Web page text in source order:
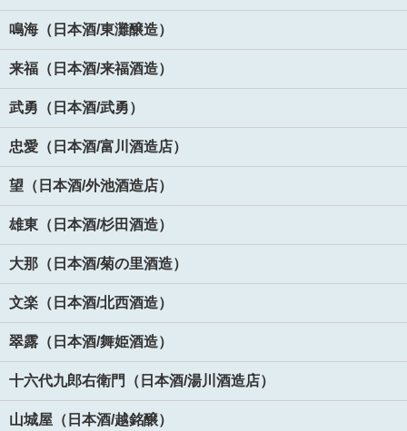
鳴海（日本酒/東灘醸造）
来福（日本酒/来福酒造）
武勇（日本酒/武勇）
忠愛（日本酒/富川酒造店）
望（日本酒/外池酒造店）
雄東（日本酒/杉田酒造）
大那（日本酒/菊の里酒造）
文楽（日本酒/北西酒造）
翠露（日本酒/舞姫酒造）
十六代九郎右衛門（日本酒/湯川酒造店）
山城屋（日本酒/越銘醸）